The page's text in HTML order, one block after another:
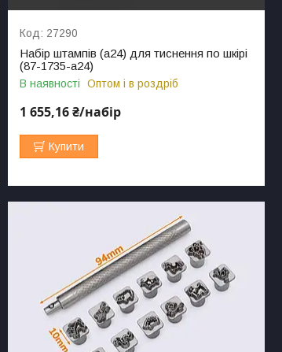
27290
Набір штампів (а24) для тиснення по шкірі
(87-1735-а24)
В наявності Оптом і в роздріб
1 655,16 ₴/набір
Купити